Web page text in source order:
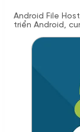
Android File
triển Android,